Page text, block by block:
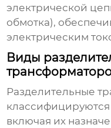
электрической
обмотка),
электрическим
Виды
Разделительные
включая их